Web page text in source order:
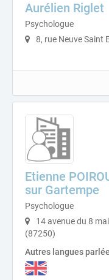
Aurélien Riglet
Psychologue
8, rue Neuve Saint
Etienne
sur Gartempe
Psychologue
14 avenue du 8
(87250)
Autres langues